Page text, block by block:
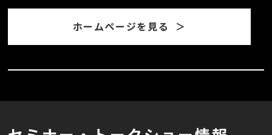
ホームぺージを見る ＞